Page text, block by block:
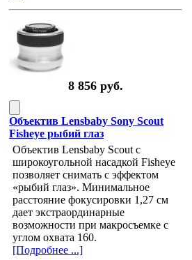
8 856 руб.
Объектив Lensbaby Sony Scout
Fisheye рыбий глаз
Объектив Lensbaby Scout с
широкоугольной насадкой Fisheye
позволяет снимать с эффектом
«рыбий глаз». Минимальное
расстояние фокусировки 1,27 см
дает экстраординарные
возможности при макросъемке с
углом охвата 160.
[Подробнее ...]